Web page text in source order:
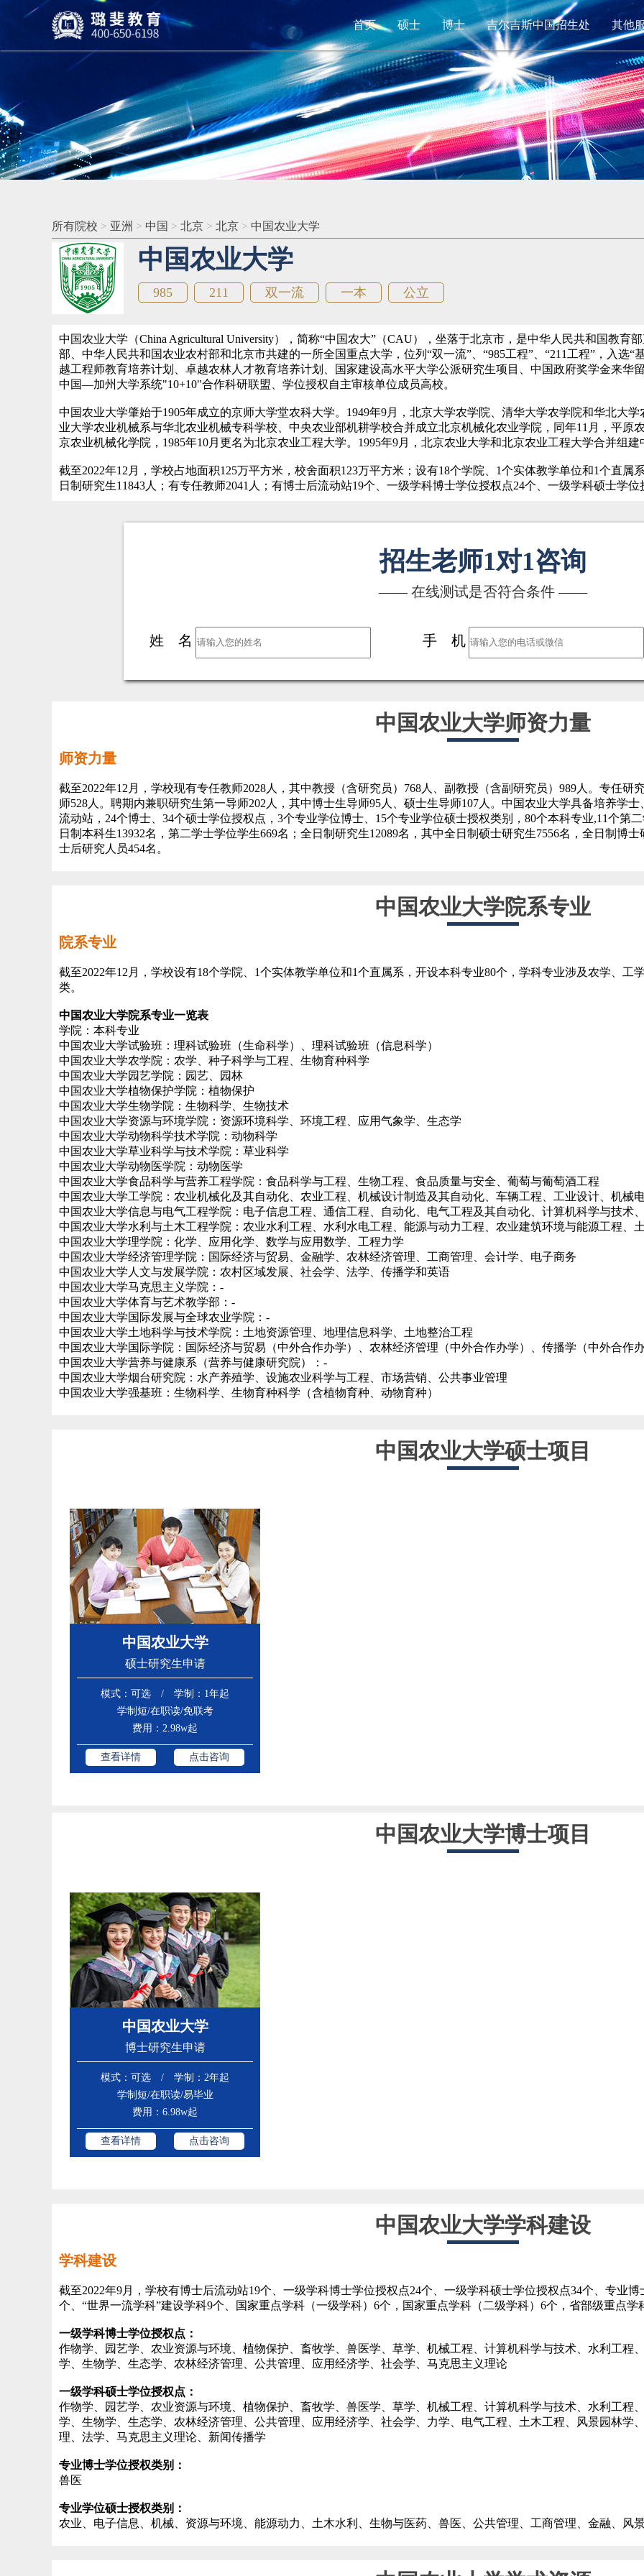
首页 硕士 博士 吉尔吉斯中国招生处 其他
所有院校 > 亚洲 > 中国 > 北京 > 北京 > 中国农业大学
中国农业大学
985 211 双一流 一本 公立
中国农业大学（China Agricultural University），简称“中国农大”（CAU），坐落于北京市，是中华人民共和国教育
部、中华人民共和国农业农村部和北京市共建的一所全国重点大学，位列“双一流”、“985工程”、“211工程”，入选“
越工程师教育培养计划、卓越农林人才教育培养计划、国家建设高水平大学公派研究生项目、中国政府奖学金来华
中国―加州大学系统"10+10"合作科研联盟、学位授权自主审核单位成员高校。
中国农业大学肇始于1905年成立的京师大学堂农科大学。1949年9月，北京大学农学院、清华大学农学院和华北大
业大学农业机械系与华北农业机械专科学校、中央农业部机耕学校合并成立北京机械化农业学院，同年11月，平原
京农业机械化学院，1985年10月更名为北京农业工程大学。1995年9月，北京农业大学和北京农业工程大学合并组
截至2022年12月，学校占地面积125万平方米，校舍面积123万平方米；设有18个学院、1个实体教学单位和1个直属
日制研究生11843人；有专任教师2041人；有博士后流动站19个、一级学科博士学位授权点24个、一级学科硕士学位
招生老师1对1咨询
—— 在线测试是否符合条件 ——
姓 名 手 机
中国农业大学师资力量
师资力量
截至2022年12月，学校现有专任教师2028人，其中教授（含研究员）768人、副教授（含副研究员）989人。专任研
师528人。聘期内兼职研究生第一导师202人，其中博士生导师95人、硕士生导师107人。中国农业大学具备培养学
流动站，24个博士、34个硕士学位授权点，3个专业学位博士、15个专业学位硕士授权类别，80个本科专业,11个第
日制本科生13932名，第二学士学位学生669名；全日制研究生12089名，其中全日制硕士研究生7556名，全日制博
士后研究人员454名。
中国农业大学院系专业
院系专业
截至2022年12月，学校设有18个学院、1个实体教学单位和1个直属系，开设本科专业80个，学科专业涉及农学、
类。
中国农业大学院系专业一览表
学院：本科专业
中国农业大学试验班：理科试验班（生命科学）、理科试验班（信息科学）
中国农业大学农学院：农学、种子科学与工程、生物育种科学
中国农业大学园艺学院：园艺、园林
中国农业大学植物保护学院：植物保护
中国农业大学生物学院：生物科学、生物技术
中国农业大学资源与环境学院：资源环境科学、环境工程、应用气象学、生态学
中国农业大学动物科学技术学院：动物科学
中国农业大学草业科学与技术学院：草业科学
中国农业大学动物医学院：动物医学
中国农业大学食品科学与营养工程学院：食品科学与工程、生物工程、食品质量与安全、葡萄与葡萄酒工程
中国农业大学工学院：农业机械化及其自动化、农业工程、机械设计制造及其自动化、车辆工程、工业设计、机械
中国农业大学信息与电气工程学院：电子信息工程、通信工程、自动化、电气工程及其自动化、计算机科学与技术
中国农业大学水利与土木工程学院：农业水利工程、水利水电工程、能源与动力工程、农业建筑环境与能源工程、
中国农业大学理学院：化学、应用化学、数学与应用数学、工程力学
中国农业大学经济管理学院：国际经济与贸易、金融学、农林经济管理、工商管理、会计学、电子商务
中国农业大学人文与发展学院：农村区域发展、社会学、法学、传播学和英语
中国农业大学马克思主义学院：-
中国农业大学体育与艺术教学部：-
中国农业大学国际发展与全球农业学院：-
中国农业大学土地科学与技术学院：土地资源管理、地理信息科学、土地整治工程
中国农业大学国际学院：国际经济与贸易（中外合作办学）、农林经济管理（中外合作办学）、传播学（中外合作
中国农业大学营养与健康系（营养与健康研究院）：-
中国农业大学烟台研究院：水产养殖学、设施农业科学与工程、市场营销、公共事业管理
中国农业大学强基班：生物科学、生物育种科学（含植物育种、动物育种）
中国农业大学硕士项目
中国农业大学
硕士研究生申请
模式：可选 / 学制：1年起
学制短/在职读/免联考
费用：2.98w起
查看详情 点击咨询
中国农业大学博士项目
中国农业大学
博士研究生申请
模式：可选 / 学制：2年起
学制短/在职读/易毕业
费用：6.98w起
查看详情 点击咨询
中国农业大学学科建设
学科建设
截至2022年9月，学校有博士后流动站19个、一级学科博士学位授权点24个、一级学科硕士学位授权点34个、专业
个、“世界一流学科”建设学科9个、国家重点学科（一级学科）6个，国家重点学科（二级学科）6个，省部级重点学
一级学科博士学位授权点：
作物学、园艺学、农业资源与环境、植物保护、畜牧学、兽医学、草学、机械工程、计算机科学与技术、水利工程
学、生物学、生态学、农林经济管理、公共管理、应用经济学、社会学、马克思主义理论
一级学科硕士学位授权点：
作物学、园艺学、农业资源与环境、植物保护、畜牧学、兽医学、草学、机械工程、计算机科学与技术、水利工程
学、生物学、生态学、农林经济管理、公共管理、应用经济学、社会学、力学、电气工程、土木工程、风景园林学
理、法学、马克思主义理论、新闻传播学
专业博士学位授权类别：
兽医
专业学位硕士授权类别：
农业、电子信息、机械、资源与环境、能源动力、土木水利、生物与医药、兽医、公共管理、工商管理、金融、风